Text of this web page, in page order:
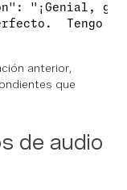
"¡Genial,
Tengo
anterior,
que
de audio